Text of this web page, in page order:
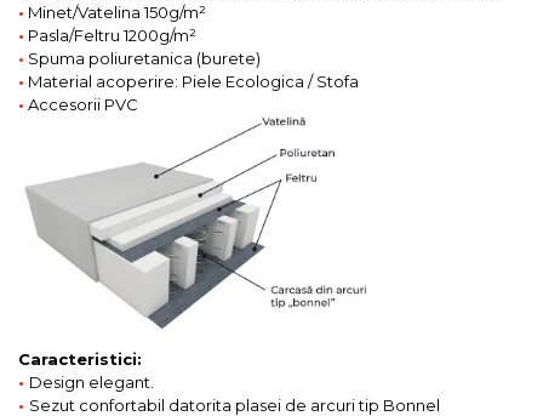
• Minet/Vatelina 150g/m²
• Pasla/Feltru 1200g/m²
• Spuma poliuretanica (burete)
• Material acoperire: Piele Ecologica / Stofa
• Accesorii PVC
Caracteristici:
• Design elegant.
• Sezut confortabil datorita plasei de arcuri tip Bonnel